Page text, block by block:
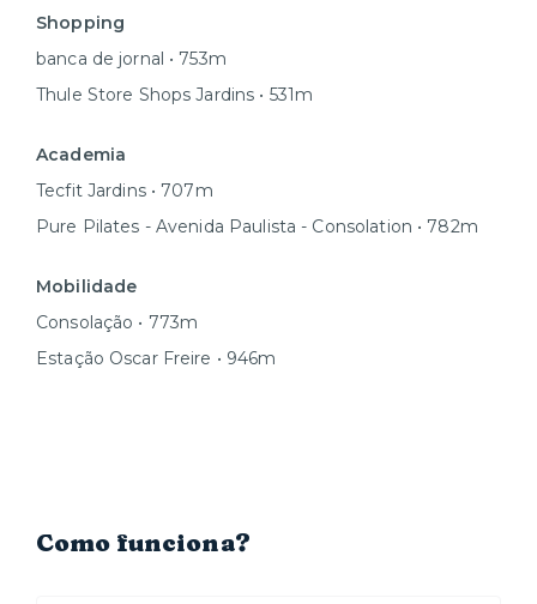
Shopping
banca de jornal • 753m
Thule Store Shops Jardins • 531m
Academia
Tecfit Jardins • 707m
Pure Pilates - Avenida Paulista - Consolation • 782m
Mobilidade
Consolação • 773m
Estação Oscar Freire • 946m
Como funciona?